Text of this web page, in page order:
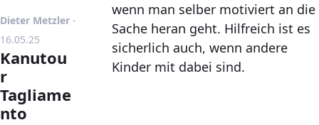
Dieter Metzler - Publikationsdatum
16.05.25
Kanutou
r
Tagliame
nto
wenn man selber motiviert an die
Sache heran geht. Hilfreich ist es
sicherlich auch, wenn andere
Kinder mit dabei sind.